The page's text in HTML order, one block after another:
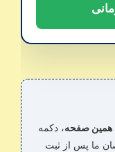
همین صفحه، دکمه
ما پس از ثبت